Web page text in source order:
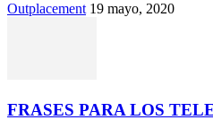
Outplacement 19 mayo, 2020
FRASES PARA LOS